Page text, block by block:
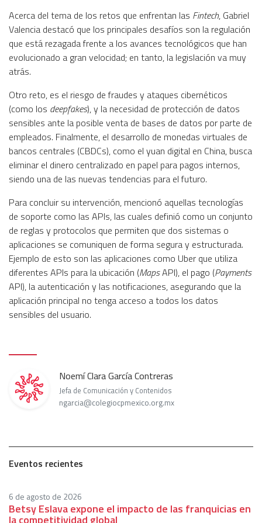
Acerca del tema de los retos que enfrentan las Fintech, Gabriel
Valencia destacó que los principales desafíos son la regulación
que está rezagada frente a los avances tecnológicos que han
evolucionado a gran velocidad; en tanto, la legislación va muy
atrás.
Otro reto, es el riesgo de fraudes y ataques cibernéticos
(como los deepfakes), y la necesidad de protección de datos
sensibles ante la posible venta de bases de datos por parte de
empleados. Finalmente, el desarrollo de monedas virtuales de
bancos centrales (CBDCs), como el yuan digital en China, busca
eliminar el dinero centralizado en papel para pagos internos,
siendo una de las nuevas tendencias para el futuro.
Para concluir su intervención, mencionó aquellas tecnologías
de soporte como las APIs, las cuales definió como un conjunto
de reglas y protocolos que permiten que dos sistemas o
aplicaciones se comuniquen de forma segura y estructurada.
Ejemplo de esto son las aplicaciones como Uber que utiliza
diferentes APIs para la ubicación (MapsAPI), el pago (Payments
API), la autenticación y las notificaciones, asegurando que la
aplicación principal no tenga acceso a todos los datos
sensibles del usuario.
Noemí Clara García Contreras
Jefa de Comunicación y Contenidos
ngarcia@colegiocpmexico.org.mx
Eventos recientes
6 de agosto de 2026
Betsy Eslava expone el impacto de las franquicias en